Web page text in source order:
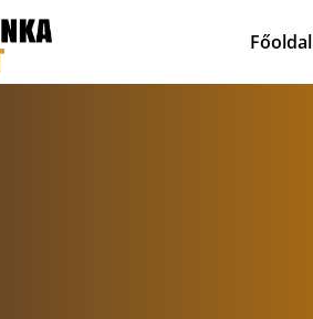
Főoldal